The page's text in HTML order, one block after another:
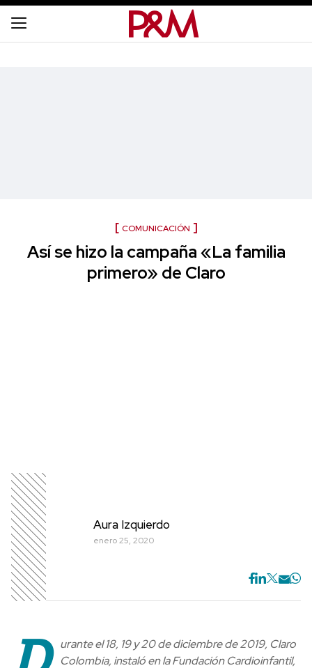
COMUNICACIÓN
Así se hizo la campaña «La familia
primero» de Claro
Aura Izquierdo
enero 25, 2020
urante el 18, 19 y 20 de diciembre de 2019, Claro
Colombia, instaló en la Fundación Cardioinfantil,